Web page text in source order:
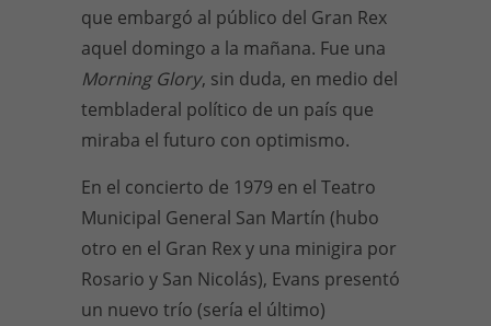
que embargó al público del Gran Rex
aquel domingo a la mañana. Fue una
Morning Glory, sin duda, en medio del
tembladeral político de un país que
miraba el futuro con optimismo.
En el concierto de 1979 en el Teatro
Municipal General San Martín (hubo
otro en el Gran Rex y una minigira por
Rosario y San Nicolás), Evans presentó
un nuevo trío (sería el último)